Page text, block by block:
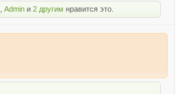
Admin и 2 другим нравится это.